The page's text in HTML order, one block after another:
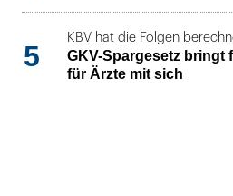
5
KBV hat die Folgen
GKV-Spargesetz bringt
für Ärzte mit sich